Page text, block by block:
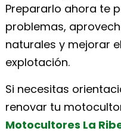
Prepararlo ahora te
problemas,
naturales y mejorar
explotación.
Si necesitas
renovar tu
Motocultores La